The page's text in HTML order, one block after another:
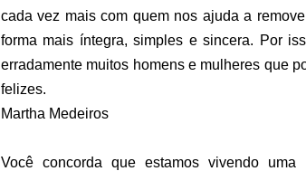
cada vez mais com quem nos ajuda a
forma mais íntegra, simples e sincera. Por
erradamente muitos homens e mulheres que
felizes.
Martha Medeiros
Você concorda que estamos vivendo